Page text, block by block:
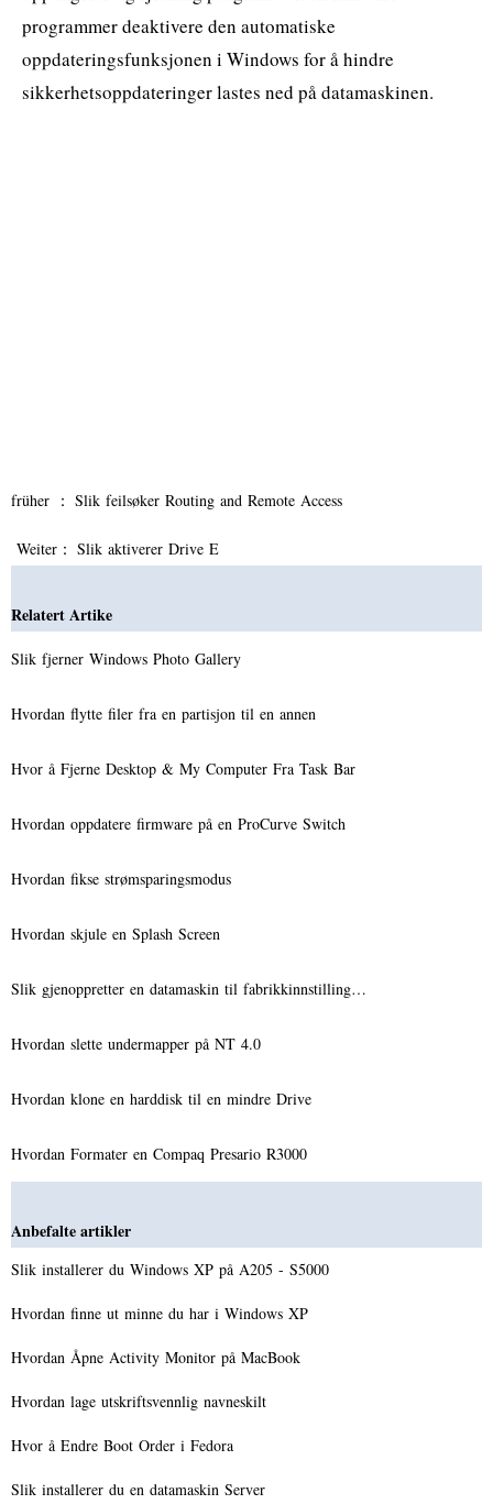
programmer deaktivere den automatiske
oppdateringsfunksjonen i Windows for å hindre
sikkerhetsoppdateringer lastes ned på datamaskinen.
früher ： Slik feilsøker Routing and Remote Access
Weiter： Slik aktiverer Drive E
Relatert Artike
Slik fjerner Windows Photo Gallery
Hvordan flytte filer fra en partisjon til en annen
Hvor å Fjerne Desktop & My Computer Fra Task Bar
Hvordan oppdatere firmware på en ProCurve Switch
Hvordan fikse strømsparingsmodus
Hvordan skjule en Splash Screen
Slik gjenoppretter en datamaskin til fabrikkinnstilling…
Hvordan slette undermapper på NT 4.0
Hvordan klone en harddisk til en mindre Drive
Hvordan Formater en Compaq Presario R3000
Anbefalte artikler
Slik installerer du Windows XP på A205 - S5000
Hvordan finne ut minne du har i Windows XP
Hvordan Åpne Activity Monitor på MacBook
Hvordan lage utskriftsvennlig navneskilt
Hvor å Endre Boot Order i Fedora
Slik installerer du en datamaskin Server